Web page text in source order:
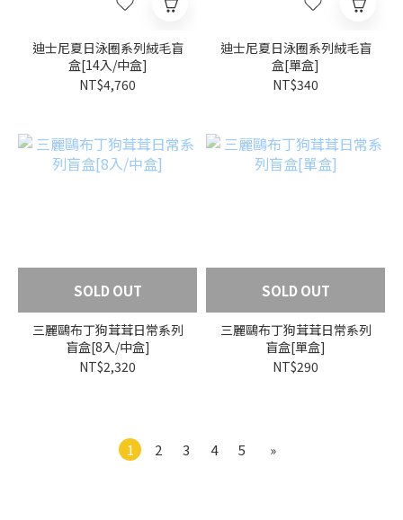
迪士尼夏日泳圈系列絨毛盲
盒[14入/中盒]
NT$4,760
迪士尼夏日泳圈系列絨毛盲
盒[單盒]
NT$340
SOLD OUT
三麗鷗布丁狗茸茸日常系列
盲盒[8入/中盒]
NT$2,320
SOLD OUT
三麗鷗布丁狗茸茸日常系列
盲盒[單盒]
NT$290
1 2 3 4 5 »